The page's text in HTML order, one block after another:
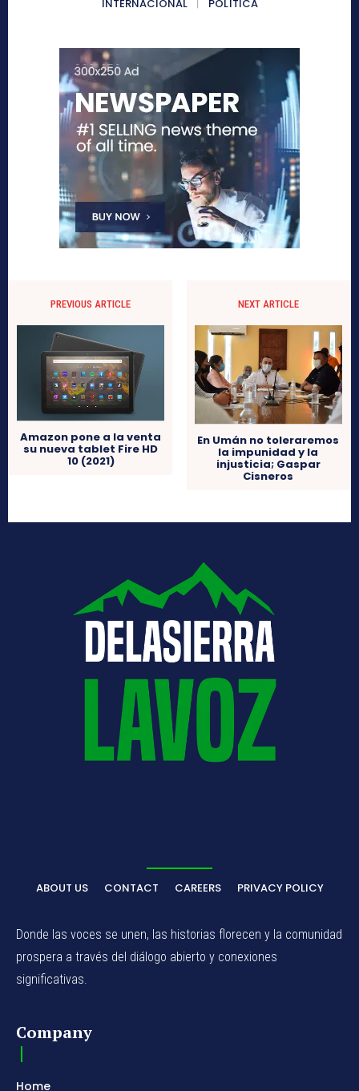
INTERNACIONAL
POLÍTICA
PREVIOUS ARTICLE
Amazon pone a la venta
su nueva tablet Fire HD
10 (2021)
NEXT ARTICLE
En Umán no toleraremos
la impunidad y la
injusticia; Gaspar
Cisneros
ABOUT US CONTACT CAREERS PRIVACY POLICY
Donde las voces se unen, las historias florecen y la comunidad
prospera a través del diálogo abierto y conexiones
significativas.
Company
Home